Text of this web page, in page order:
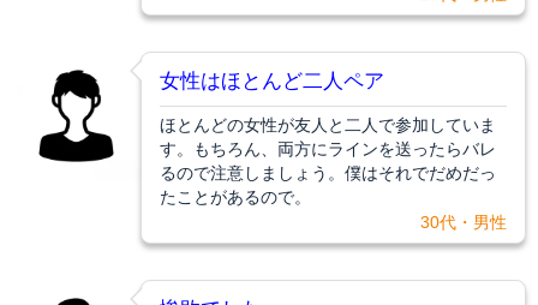
女性はほとんど二人ペア
ほとんどの女性が友人と二人で参加していま
す。もちろん、両方にラインを送ったらバレ
るので注意しましょう。僕はそれでだめだっ
たことがあるので。
30代・男性